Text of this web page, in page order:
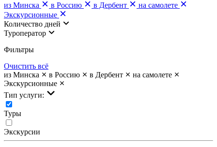
из Минска
в Россию в Дербент
на самолете
Экскурсионные
Количество дней
Туроператор
Фильтры
Очистить всё
из Минска
в Россию в Дербент
на самолете
Экскурсионные
Тип услуги:
Туры
Экскурсии